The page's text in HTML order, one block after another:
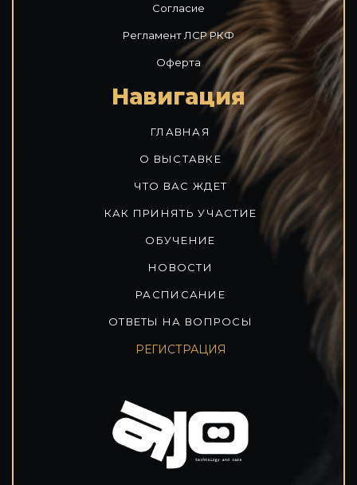
Согласие
Регламент ЛСР РКФ
Оферта
Навигация
ГЛАВНАЯ
О ВЫСТАВКЕ
ЧТО ВАС ЖДЕТ
КАК ПРИНЯТЬ УЧАСТИЕ
ОБУЧЕНИЕ
НОВОСТИ
РАСПИСАНИЕ
ОТВЕТЫ НА ВОПРОСЫ
РЕГИСТРАЦИЯ